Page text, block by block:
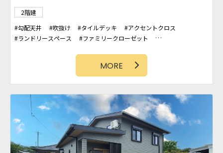
2階建
勾配天井
吹抜け タイルデッキ
アクセントクロス
ランドリースペース
ファミリークローゼット
MORE